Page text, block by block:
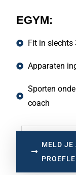
EGYM:
Fit in slechts
Apparaten
Sporten
coach
MELD JE